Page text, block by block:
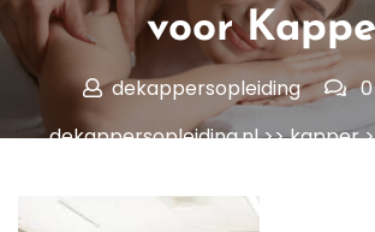
voor
dekappersopleiding
0
dekappersopleiding.nl>>kapper